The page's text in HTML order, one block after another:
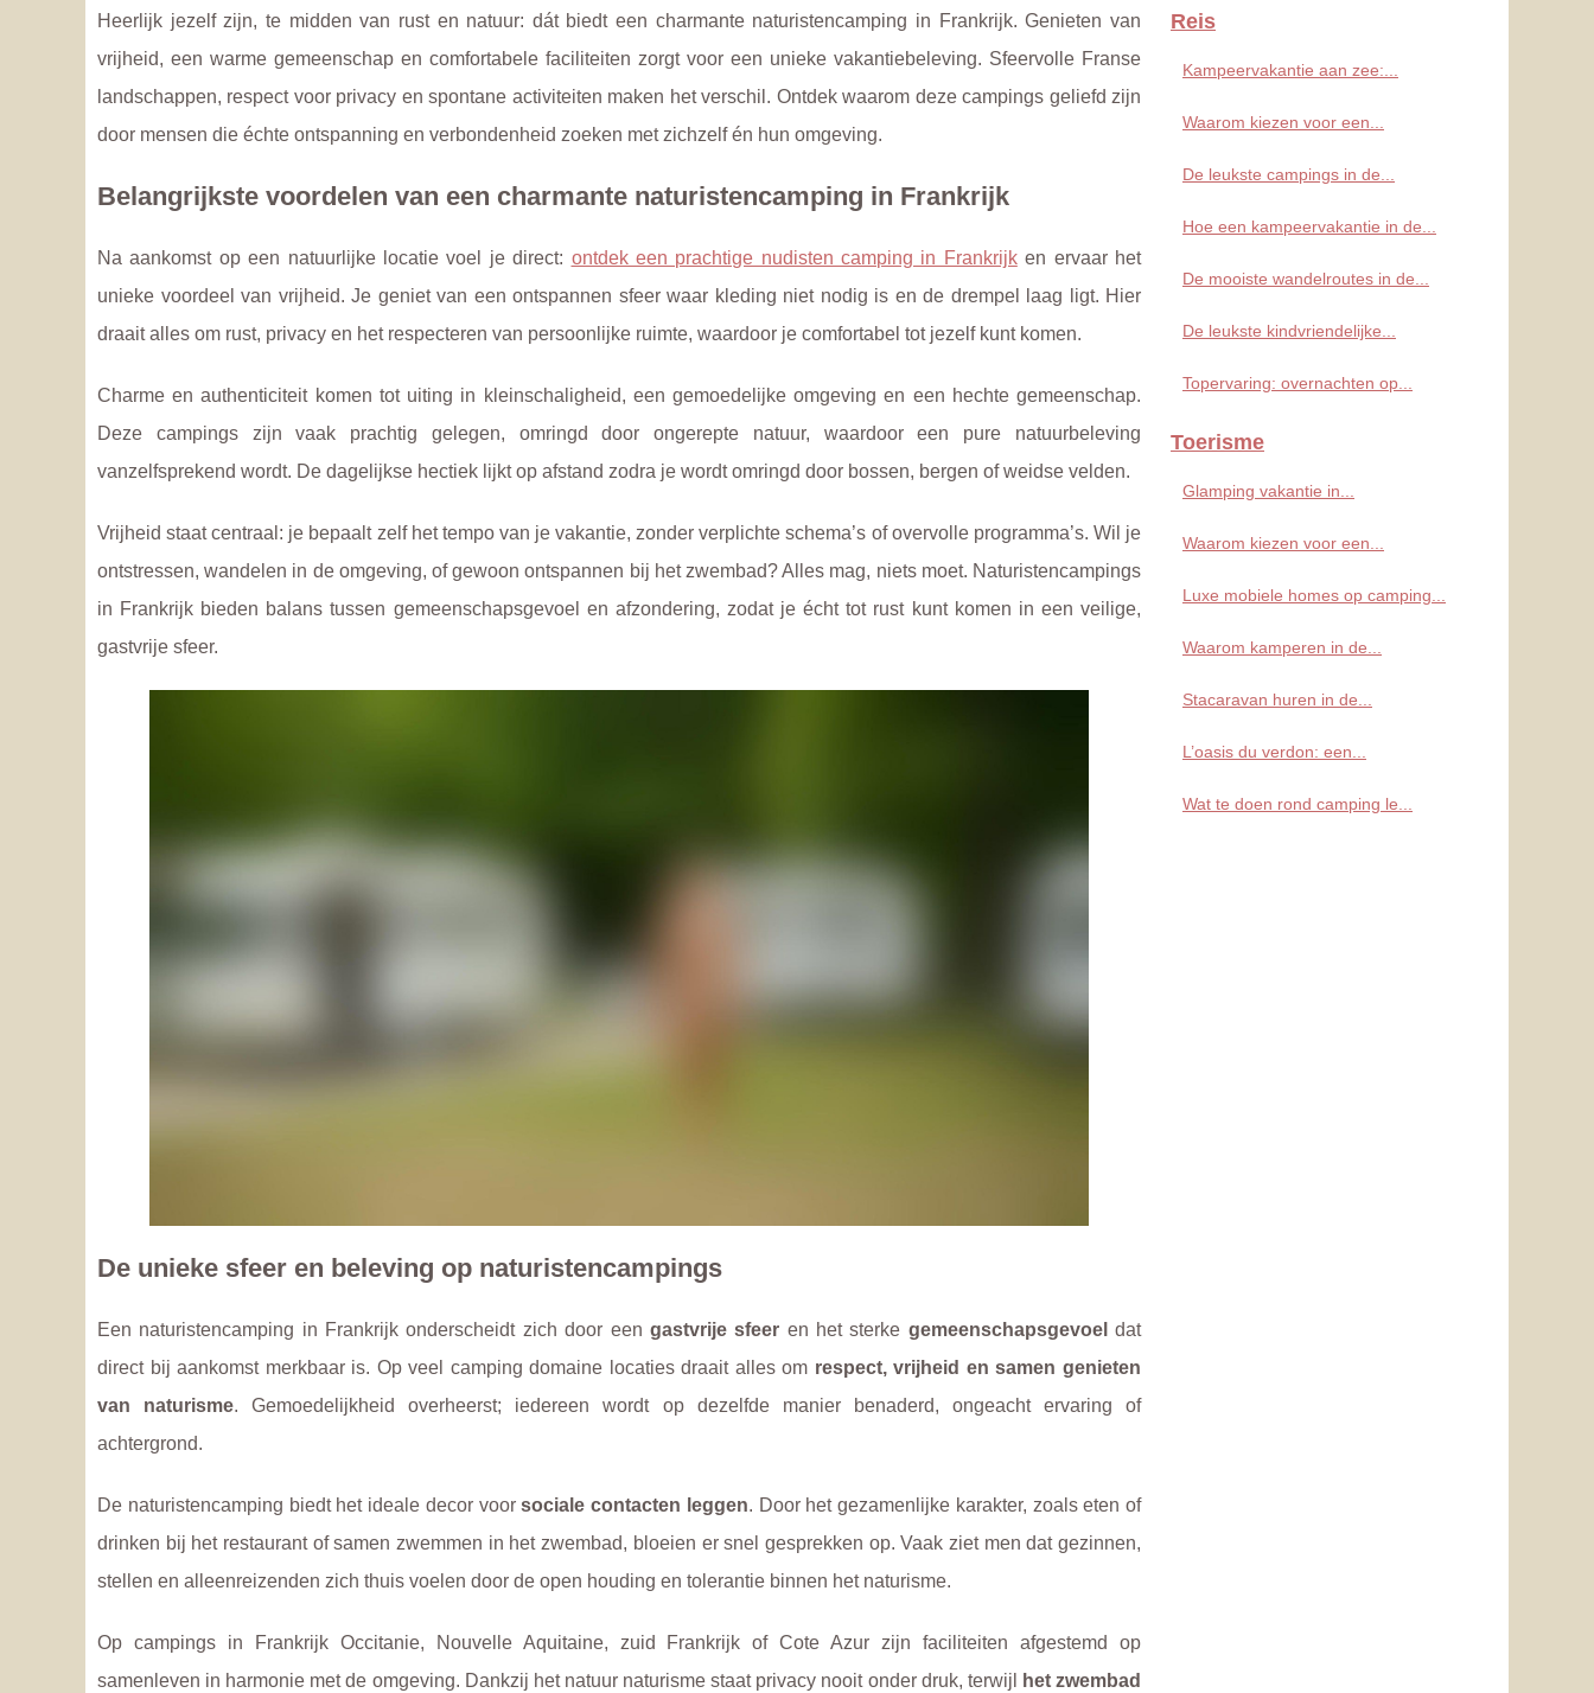
Heerlijk jezelf zijn, te midden van rust en natuur: dát biedt een charmante naturistencamping in Frankrijk. Genieten van
vrijheid, een warme gemeenschap en comfortabele faciliteiten zorgt voor een unieke vakantiebeleving. Sfeervolle Franse
landschappen, respect voor privacy en spontane activiteiten maken het verschil. Ontdek waarom deze campings geliefd zijn
door mensen die échte ontspanning en verbondenheid zoeken met zichzelf én hun omgeving.
Belangrijkste voordelen van een charmante naturistencamping in Frankrijk
Na aankomst op een natuurlijke locatie voel je direct: ontdek een prachtige nudisten camping in Frankrijken ervaar het
unieke voordeel van vrijheid. Je geniet van een ontspannen sfeer waar kleding niet nodig is en de drempel laag ligt. Hier
draait alles om rust, privacy en het respecteren van persoonlijke ruimte, waardoor je comfortabel tot jezelf kunt komen.
Charme en authenticiteit komen tot uiting in kleinschaligheid, een gemoedelijke omgeving en een hechte gemeenschap.
Deze campings zijn vaak prachtig gelegen, omringd door ongerepte natuur, waardoor een pure natuurbeleving
vanzelfsprekend wordt. De dagelijkse hectiek lijkt op afstand zodra je wordt omringd door bossen, bergen of weidse velden.
Vrijheid staat centraal: je bepaalt zelf het tempo van je vakantie, zonder verplichte schema’s of overvolle programma’s. Wil je
ontstressen, wandelen in de omgeving, of gewoon ontspannen bij het zwembad? Alles mag, niets moet. Naturistencampings
in Frankrijk bieden balans tussen gemeenschapsgevoel en afzondering, zodat je écht tot rust kunt komen in een veilige,
gastvrije sfeer.
De unieke sfeer en beleving op naturistencampings
Een naturistencamping in Frankrijk onderscheidt zich door een gastvrije sfeer en het sterke gemeenschapsgevoel dat
direct bij aankomst merkbaar is. Op veel camping domaine locaties draait alles om respect, vrijheid en samen genieten
van naturisme. Gemoedelijkheid overheerst; iedereen wordt op dezelfde manier benaderd, ongeacht ervaring of
achtergrond.
De naturistencamping biedt het ideale decor voorsociale contacten leggen. Door het gezamenlijke karakter, zoals eten of
drinken bij het restaurant of samen zwemmen in het zwembad, bloeien er snel gesprekken op. Vaak ziet men dat gezinnen,
stellen en alleenreizenden zich thuis voelen door de open houding en tolerantie binnen het naturisme.
Op campings in Frankrijk Occitanie, Nouvelle Aquitaine, zuid Frankrijk of Cote Azur zijn faciliteiten afgestemd op
samenleven in harmonie met de omgeving. Dankzij het natuur naturisme staat privacy nooit onder druk, terwijl
het zwembad
Reis
Kampeervakantie aan zee:...
Waarom kiezen voor een...
De leukste campings in de...
Hoe een kampeervakantie in de...
De mooiste wandelroutes in de...
De leukste kindvriendelijke...
Topervaring: overnachten op...
Toerisme
Glamping vakantie in...
Waarom kiezen voor een...
Luxe mobiele homes op camping...
Waarom kamperen in de...
Stacaravan huren in de...
L’oasis du verdon: een...
Wat te doen rond camping le...